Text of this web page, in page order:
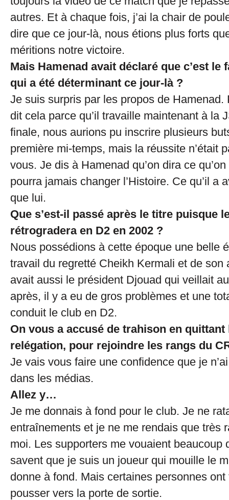
autres. Et à chaque fois, j’ai la chair de
dire que ce jour-là, nous étions plus forts
méritions notre victoire.
Mais Hamenad avait déclaré que c’est le
qui a été déterminant ce jour-là ?
Je suis surpris par les propos de Hamenad.
dit cela parce qu’il travaille maintenant à la
finale, nous aurions pu inscrire plusieurs
première mi-temps, mais la réussite n’était
vous. Je dis à Hamenad qu’on dira ce
pourra jamais changer l’Histoire. Ce qu’il a
que lui.
Que s’est-il passé après le titre puisque
rétrogradera en D2 en 2002 ?
Nous possédions à cette époque une belle
travail du regretté Cheikh Kermali et de son
avait aussi le président Djouad qui veillait
après, il y a eu de gros problèmes et une
conduit le club en D2.
On vous a accusé de trahison en
relégation, pour rejoindre les rangs du
Je vais vous faire une confidence que je
dans les médias.
Allez y…
Je me donnais à fond pour le club. Je ne
entraînements et je ne me rendais que très
moi. Les supporters me vouaient beaucoup
savent que je suis un joueur qui mouille le
donne à fond. Mais certaines personnes
pousser vers la porte de sortie.